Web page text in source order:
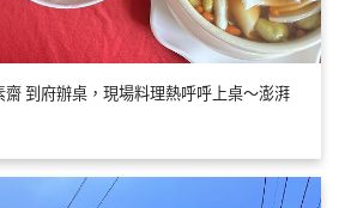
到府辦桌，現場料理熱呼呼上桌～澎湃